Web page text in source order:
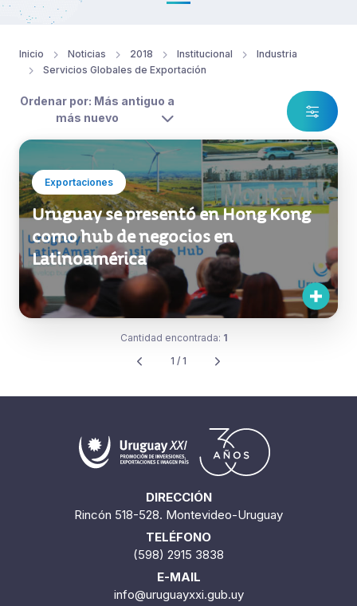
Inicio Noticias 2018 Institucional
Industria
Servicios Globales de Exportación
Ordenar por: Más antiguo a
más nuevo
Exportaciones
Uruguay se presentó en Hong Kong
como hub de negocios en
Latinoamérica
Cantidad encontrada: 1
1 / 1
DIRECCIÓN
Rincón 518-528. Montevideo-Uruguay
TELÉFONO
(598) 2915 3838
E-MAIL
info@uruguayxxi.gub.uy